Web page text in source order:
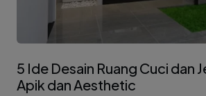
5 Ide Desain Ruang Cuci dan
Apik dan Aesthetic